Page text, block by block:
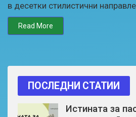
в десетки стилистични
Read More
ПОСЛЕДНИ СТАТИИ
Истината за